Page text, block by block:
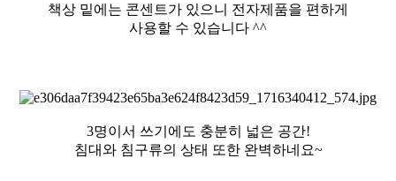
책상 밑에는 콘센트가 있으니 전자제품을 편하게
사용할 수 있습니다 ^^
3명이서 쓰기에도 충분히 넓은 공간!
침대와 침구류의 상태 또한 완벽하네요~